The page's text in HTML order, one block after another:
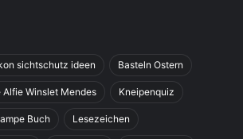
sichtschutz ideen Basteln Ostern
Alfie Winslet Mendes Kneipenquiz
Buch Lesezeichen